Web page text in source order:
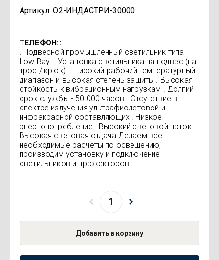
Артикул: О2-ИНДАСТРИ-30000
ТЕЛЕФОН:
. Подвесной промышленный светильник типа
Low Bay. . Установка светильника на подвес (на
трос / крюк) . Широкий рабочий температурный
диапазон и высокая степень защиты . Высокая
стойкость к вибрационным нагрузкам . Долгий
срок службы - 50 000 часов . Отсутствие в
спектре излучения ультрафиолетовой и
инфракрасной составляющих . Низкое
энергопотребление . Высокий световой поток .
Высокая световая отдача Делаем все
необходимые расчеты по освещению,
производим установку и подключение
светильников и прожекторов.
Добавить в корзину